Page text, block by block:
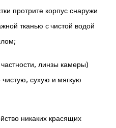
протрите корпус снаружи
тканью с чистой водой
линзы камеры)
чистую, сухую и мягкую
никаких красящих